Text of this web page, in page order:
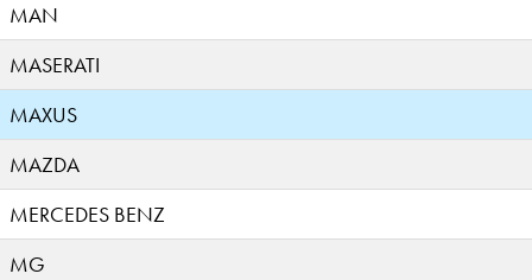
MAN
MASERATI
MAXUS
MAZDA
MERCEDES BENZ
MG